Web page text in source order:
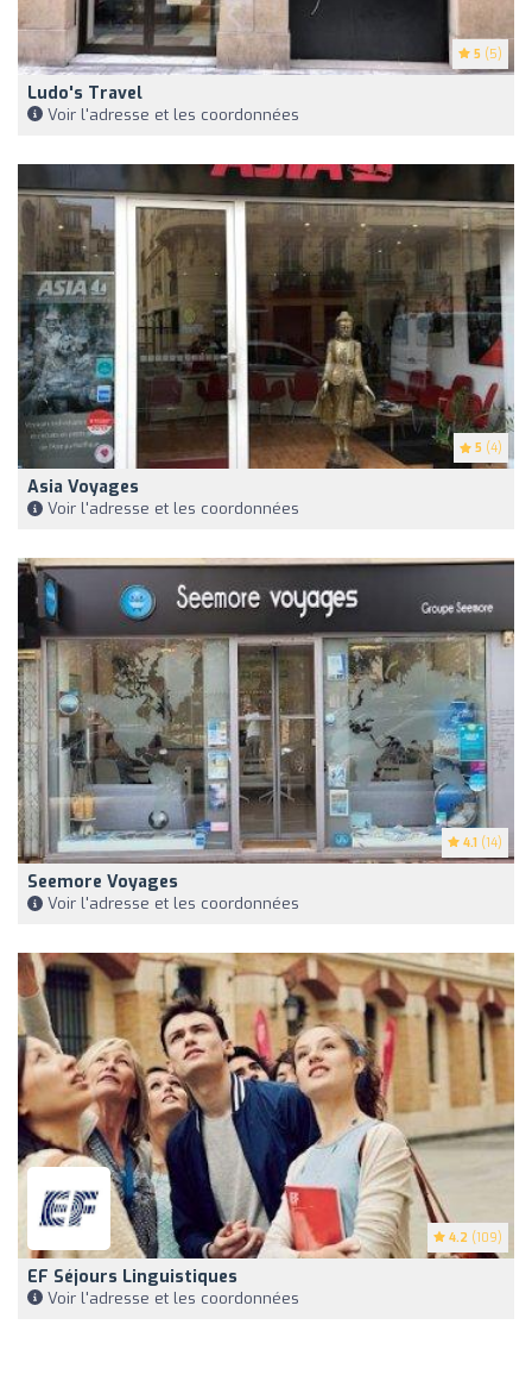
5 (5)
Ludo's Travel
Voir l'adresse et les coordonnées
5 (4)
Asia Voyages
Voir l'adresse et les coordonnées
4.1 (14)
Seemore Voyages
Voir l'adresse et les coordonnées
4.2 (109)
EF Séjours Linguistiques
Voir l'adresse et les coordonnées